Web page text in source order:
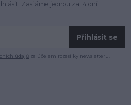
Zasíláme jednou za 14 dní.
Přihlásit se
údajů za účelem rozesílky newsletteru.